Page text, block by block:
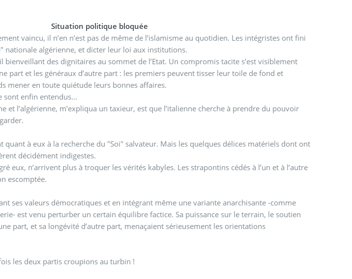
Situation politique bloquée
vaincu, il n’en n’est pas de même de l’islamisme au quotidien. Les intégristes ont fini
nationale algérienne, et dicter leur loi aux institutions.
bienveillant des dignitaires au sommet de l’Etat. Un compromis tacite s’est visiblement
part et les généraux d’autre part : les premiers peuvent tisser leur toile de fond et
mener en toute quiétude leurs bonnes affaires.
sont enfin entendus...
et l’algérienne, m’expliqua un taxieur, est que l’italienne cherche à prendre du pouvoir
quant à eux à la recherche du "Soi" salvateur. Mais les quelques délices matériels dont ont
décidément indigestes.
eux, n’arrivent plus à troquer les vérités kabyles. Les strapontins cédés à l’un et à l’autre
escomptée.
ses valeurs démocratiques et en intégrant même une variante anarchisante -comme
est venu perturber un certain équilibre factice. Sa puissance sur le terrain, le soutien
part, et sa longévité d’autre part, menaçaient sérieusement les orientations
les deux partis croupions au turbin !